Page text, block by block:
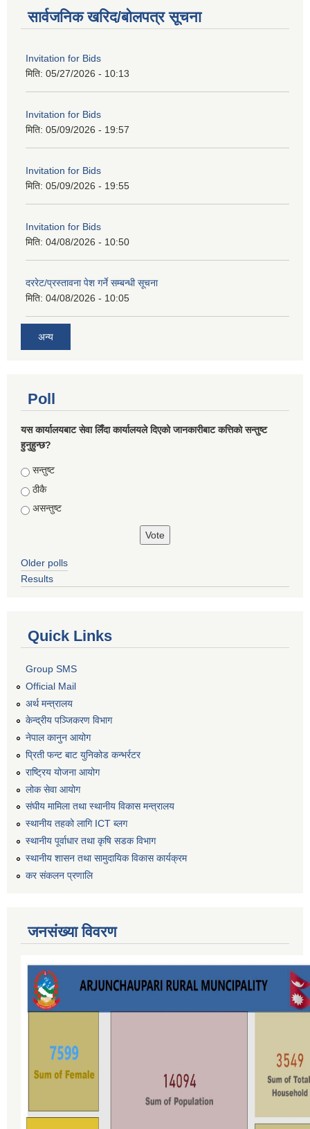
सार्वजनिक खरिद/बोलपत्र सूचना
Invitation for Bids
मिति: 05/27/2026 - 10:13
Invitation for Bids
मिति: 05/09/2026 - 19:57
Invitation for Bids
मिति: 05/09/2026 - 19:55
Invitation for Bids
मिति: 04/08/2026 - 10:50
दररेट/प्रस्तावना पेश गर्ने सम्बन्धी सूचना
मिति: 04/08/2026 - 10:05
अन्य
Poll
यस कार्यालयबाट सेवा लिँदा कार्यालयले दिएको जानकारीबाट कत्तिको सन्तुष्ट
हुनुहुन्छ?
Choices
सन्तुष्ट
ठीकै
असन्तुष्ट
Older polls
Results
Quick Links
Group SMS
Official Mail
अर्थ मन्त्रालय
केन्द्रीय पञ्जिकरण विभाग
नेपाल कानुन आयोग
प्रिती फन्ट बाट युनिकोड कन्भर्रटर
राष्ट्रिय योजना आयोग
लोक सेवा आयोग
संघीय मामिला तथा स्थानीय विकास मन्त्रालय
स्थानीय तहको लागि ICT ब्लग
स्थानीय पूर्वाधार तथा कृषि सडक विभाग
स्थानीय शासन तथा सामुदायिक विकास कार्यक्रम
कर स‌ंकलन प्रणालि
जनसंख्या विवरण